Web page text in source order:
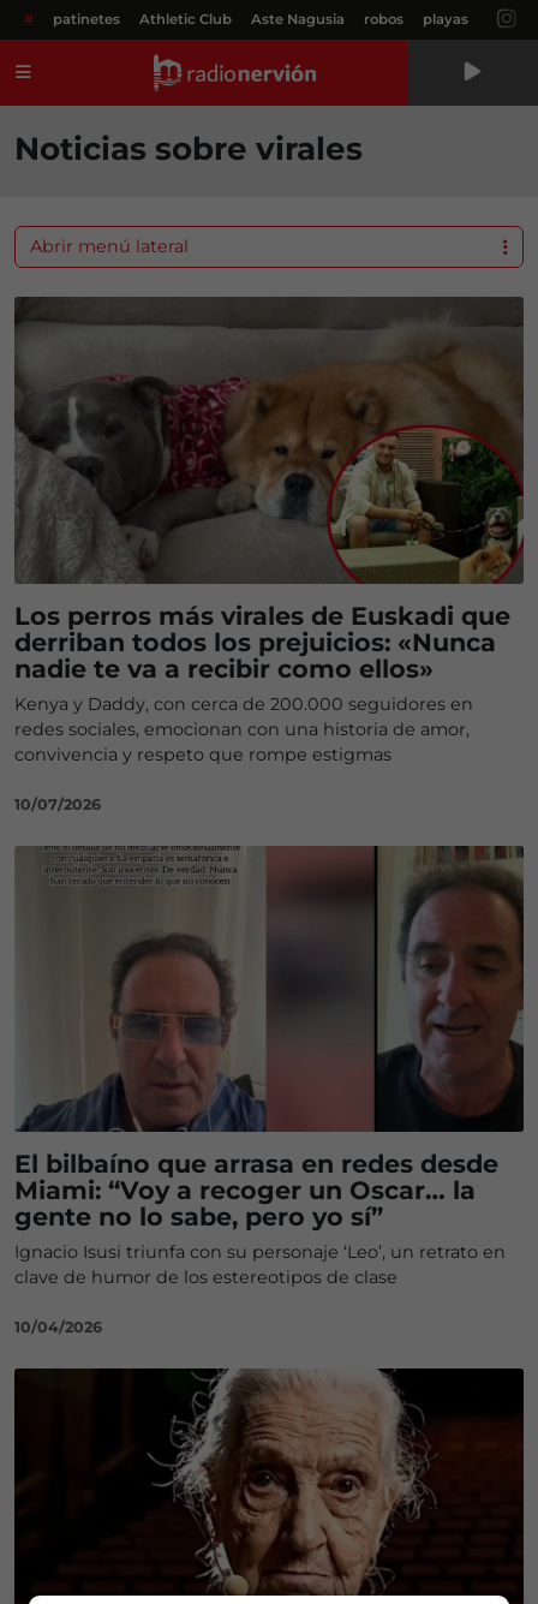
# patinetes Athletic Club Aste Nagusia robos playas
Noticias sobre virales
Los perros más virales de Euskadi que
derriban todos los prejuicios: «Nunca
nadie te va a recibir como ellos»
Kenya y Daddy, con cerca de 200.000 seguidores en
redes sociales, emocionan con una historia de amor,
convivencia y respeto que rompe estigmas
10/07/2026
El bilbaíno que arrasa en redes desde
Miami: “Voy a recoger un Oscar… la
gente no lo sabe, pero yo sí”
Ignacio Isusi triunfa con su personaje ‘Leo’, un retrato en
clave de humor de los estereotipos de clase
10/04/2026
Abrir menú lateral